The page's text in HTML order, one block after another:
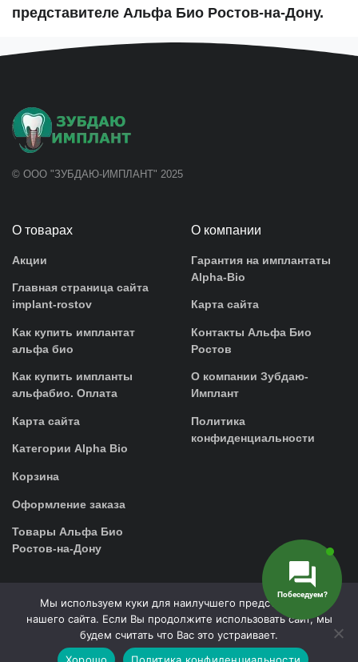
представителе Альфа Био Ростов-на-Дону.
© ООО "ЗУБДАЮ-ИМПЛАНТ" 2025
О товарах
Акции
Главная страница сайта
implant-rostov
Как купить имплантат
альфа био
Как купить импланты
альфабио. Оплата
Карта сайта
Категории Alpha Bio
Корзина
Оформление заказа
Товары Альфа Био
Ростов-на-Дону
О компании
Гарантия на имплантаты
Alpha-Bio
Карта сайта
Контакты Альфа Био
Ростов
О компании Зубдаю-
Имплант
Политика
конфиденциальности
0 выбрано
Мы используем куки для наилучшего представления
нашего сайта. Если Вы продолжите использовать сайт, мы
будем считать что Вас это устраивает.
Хорошо
Политика конфиденциальности
Побеседуем?